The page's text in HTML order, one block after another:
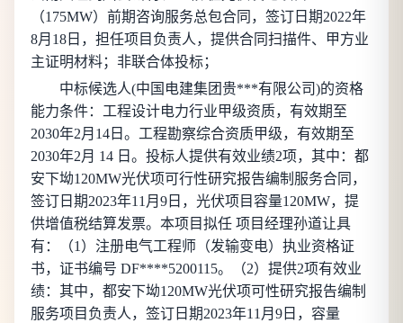
（175MW）前期咨询服务总包合同，签订日期2022年
8月18日，担任项目负责人，提供合同扫描件、甲方业
主证明材料；非联合体投标；
中标候选人(中国电建集团贵***有限公司)的资格
能力条件：工程设计电力行业甲级资质，有效期至
2030年2月14日。工程勘察综合资质甲级，有效期至
2030年2月 14 日。投标人提供有效业绩2项，其中：都
安下坳120MW光伏项可行性研究报告编制服务合同，
签订日期2023年11月9日，光伏项目容量120MW，提
供增值税结算发票。本项目拟任 项目经理孙道让具
有：（1）注册电气工程师（发输变电）执业资格证
书，证书编号 DF****5200115。（2）提供2项有效业
绩：其中，都安下坳120MW光伏项可性研究报告编制
服务项目负责人，签订日期2023年11月9日，容量